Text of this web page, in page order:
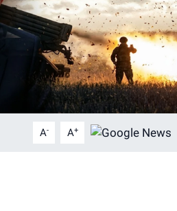
A- A+